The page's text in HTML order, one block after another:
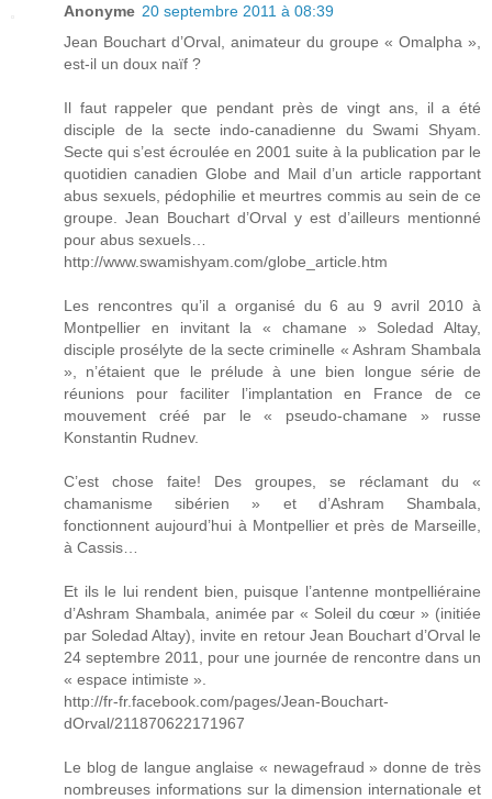
Anonyme 20 septembre 2011 à 08:39
Jean Bouchart d’Orval, animateur du groupe « Omalpha »,
est-il un doux naïf ?
Il faut rappeler que pendant près de vingt ans, il a été
disciple de la secte indo-canadienne du Swami Shyam.
Secte qui s’est écroulée en 2001 suite à la publication par le
quotidien canadien Globe and Mail d’un article rapportant
abus sexuels, pédophilie et meurtres commis au sein de ce
groupe. Jean Bouchart d’Orval y est d’ailleurs mentionné
pour abus sexuels…
http://www.swamishyam.com/globe_article.htm
Les rencontres qu’il a organisé du 6 au 9 avril 2010 à
Montpellier en invitant la « chamane » Soledad Altay,
disciple prosélyte de la secte criminelle « Ashram Shambala
», n’étaient que le prélude à une bien longue série de
réunions pour faciliter l’implantation en France de ce
mouvement créé par le « pseudo-chamane » russe
Konstantin Rudnev.
C’est chose faite! Des groupes, se réclamant du «
chamanisme sibérien » et d’Ashram Shambala,
fonctionnent aujourd’hui à Montpellier et près de Marseille,
à Cassis…
Et ils le lui rendent bien, puisque l’antenne montpelliéraine
d’Ashram Shambala, animée par « Soleil du cœur » (initiée
par Soledad Altay), invite en retour Jean Bouchart d’Orval le
24 septembre 2011, pour une journée de rencontre dans un
« espace intimiste ».
http://fr-fr.facebook.com/pages/Jean-Bouchart-
dOrval/211870622171967
Le blog de langue anglaise « newagefraud » donne de très
nombreuses informations sur la dimension internationale et